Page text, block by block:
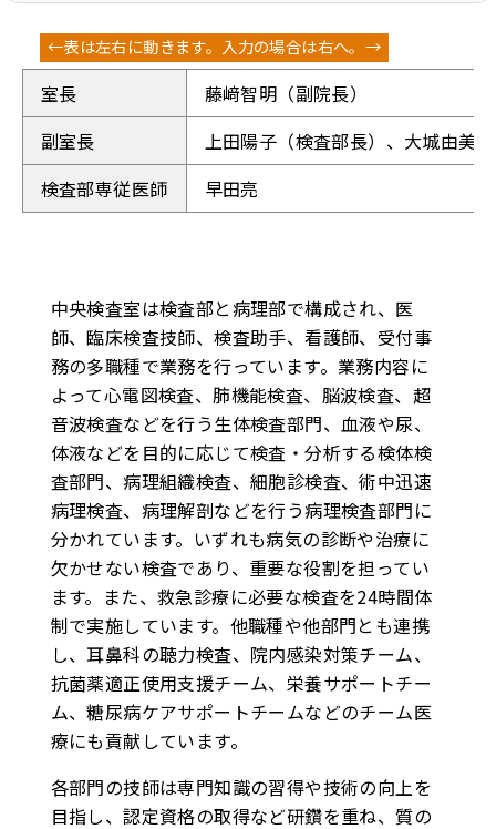
室長
藤﨑智明（副院長）
副室長
上田陽子（検査部長）、大城由美
検査部専従医師
早田亮
中央検査室は検査部と病理部で構成され、医
師、臨床検査技師、検査助手、看護師、受付事
務の多職種で業務を行っています。業務内容に
よって心電図検査、肺機能検査、脳波検査、超
音波検査などを行う生体検査部門、血液や尿、
体液などを目的に応じて検査・分析する検体検
査部門、病理組織検査、細胞診検査、術中迅速
病理検査、病理解剖などを行う病理検査部門に
分かれています。いずれも病気の診断や治療に
欠かせない検査であり、重要な役割を担ってい
ます。また、救急診療に必要な検査を24時間体
制で実施しています。他職種や他部門とも連携
し、耳鼻科の聴力検査、院内感染対策チーム、
抗菌薬適正使用支援チーム、栄養サポートチー
ム、糖尿病ケアサポートチームなどのチーム医
療にも貢献しています。
各部門の技師は専門知識の習得や技術の向上を
目指し、認定資格の取得など研鑽を重ね、質の